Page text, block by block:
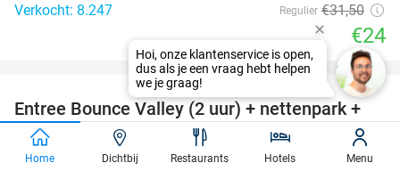
Verkocht: 8.247
Regulier €31,50
€24
46%
favorite_border
Entree Bounce Valley (2 uur) + nettenpark +
sokken + verkoelende Slush Puppy
Bounce Valley Eindhoven 8.8star
Home Dichtbij Restaurants Hotels Menu